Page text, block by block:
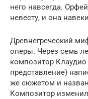
него навсегда.
невесту, и она
Древнегреческий
оперы. Через семь
композитор
представление)
же сюжетом и
Композитор